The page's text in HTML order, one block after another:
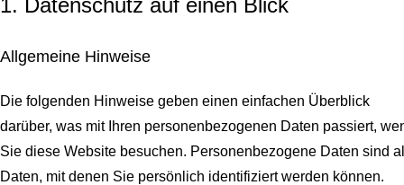
1. Datenschutz auf einen Blick
Allgemeine Hinweise
Die folgenden Hinweise geben einen einfachen Überblick
darüber, was mit Ihren personenbezogenen Daten passiert,
Sie diese Website besuchen. Personenbezogene Daten sind
Daten, mit denen Sie persönlich identifiziert werden können.